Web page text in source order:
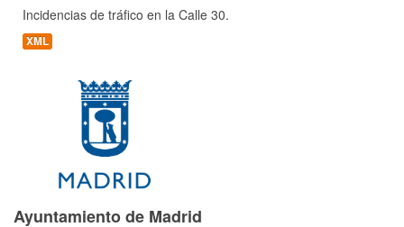
Incidencias de tráfico en la Calle 30.
XML
Ayuntamiento de Madrid